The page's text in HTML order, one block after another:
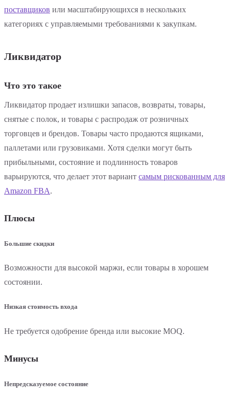
поставщиков или масштабирующихся в нескольких
категориях с управляемыми требованиями к закупкам.
Ликвидатор
Что это такое
Ликвидатор продает излишки запасов, возвраты, товары,
снятые с полок, и товары с распродаж от розничных
торговцев и брендов. Товары часто продаются ящиками,
паллетами или грузовиками. Хотя сделки могут быть
прибыльными, состояние и подлинность товаров
варьируются, что делает этот вариант самым рискованным для
Amazon FBA.
Плюсы
Большие скидки
Возможности для высокой маржи, если товары в хорошем
состоянии.
Низкая стоимость входа
Не требуется одобрение бренда или высокие MOQ.
Минусы
Непредсказуемое состояние